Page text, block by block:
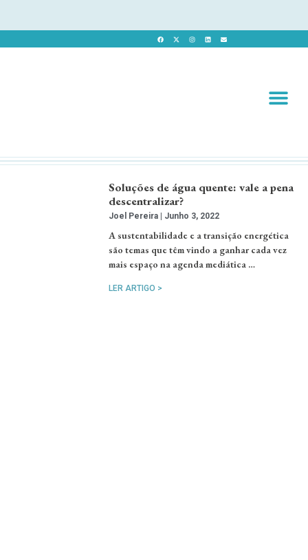
Soluções de água quente: vale a pena
descentralizar?
Joel Pereira Junho 3, 2022
A sustentabilidade e a transição energética
são temas que têm vindo a ganhar cada vez
mais espaço na agenda mediática …
LER ARTIGO >